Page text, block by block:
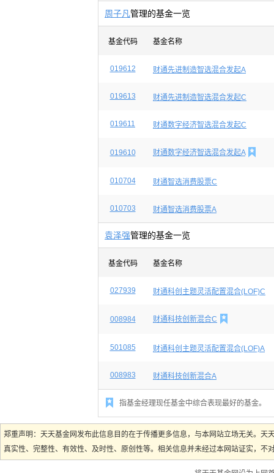
周子凡管理的基金一览
基金代码 基金名称
019612 财通先进制造智选混合发起A
019613 财通先进制造智选混合发起C
019611 财通数字经济智选混合发起C
019610 财通数字经济智选混合发起A 
010704 财通智选消费股票C
010703 财通智选消费股票A
袁泽强管理的基金一览
基金代码 基金名称
027939 财通科创主题灵活配置混合(LOF)C
008984 财通科技创新混合C 
501085 财通科创主题灵活配置混合(LOF)A
008983 财通科技创新混合A
 指基金经理现任基金中综合表现最好的基金。
郑重声明：天天基金网发布此信息目的在于传播更多信息，与本网站立场无关。
真实性、完整性、有效性、及时性、原创性等。相关信息并未经过本网站证实，